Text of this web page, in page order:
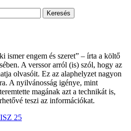
ismer engem és szeret” – írta a költő
A verssor arról (is) szól, hogy az
olvasóit. Ez az alaphelyzet nagyon
A nyilvánosság igénye, mint
magának azt a technikát is,
teszi az információkat.
25